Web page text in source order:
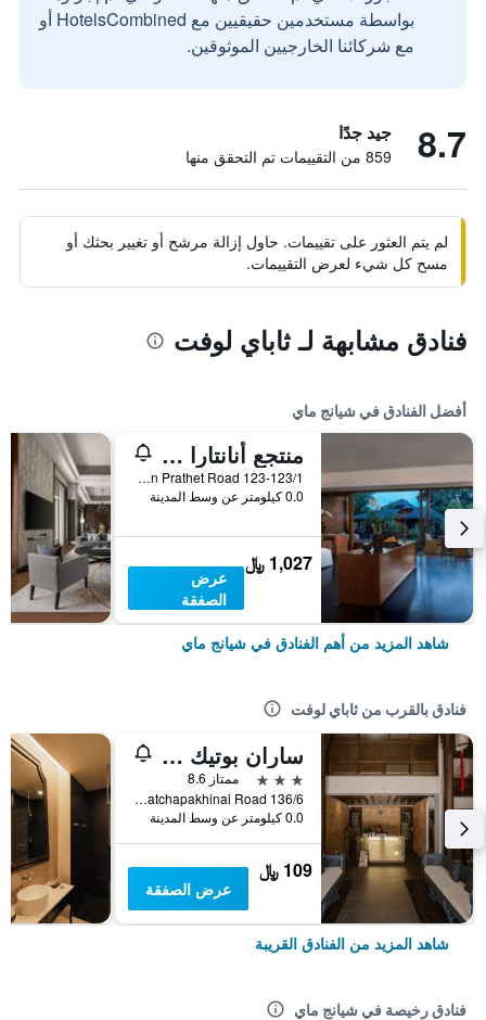
بواسطة مستخدمين حقيقيين مع HotelsCombined أو
مع شركائنا الخارجيين الموثوقين.
8.7 جيد جدًا
859 من التقييمات تم التحقق منها
لم يتم العثور على تقييمات. حاول إزالة مرشح أو تغيير بحثك أو
مسح كل شيء لعرض التقييمات.
فنادق مشابهة لـ ثاباي لوفت
أفضل الفنادق في شيانج ماي
منتجع أنانتارا شيانغ ماي
123-123/1 Charoen Prathet Road, شيانج ماي, تايلاند
0.0 كيلومتر عن وسط المدينة
1,027 ﷼
عرض
الصفقة
شاهد المزيد من أهم الفنادق في شيانج ماي
فنادق بالقرب من ثاباي لوفت
ساران بوتيك هوتل تاباي
3 نجوم
ممتاز 8.6
136/6 Ratchapakhinai Road, شيانج ماي, تايلاند
0.0 كيلومتر عن وسط المدينة
109 ﷼
عرض الصفقة
شاهد المزيد من الفنادق القريبة
فنادق رخيصة في شيانج ماي